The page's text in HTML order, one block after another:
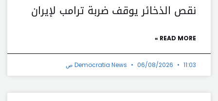
نقص الذخائر يوقف ضربة ترامب لإيران
READ MORE »
Democratia News 06/08/2026 11:03 ص